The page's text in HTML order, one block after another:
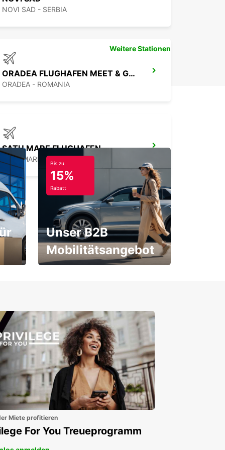
NOVI SAD - SERBIA
ORADEA FLUGHAFEN MEET & GREET
ORADEA - ROMANIA
SATU MARE FLUGHAFEN
SATU MARE - ROMANIA
Weitere Stationen
Bis zu
15%
Rabatt
Unser B2B
Mobilitätsangebot
Miete profitieren
For You Treueprogramm